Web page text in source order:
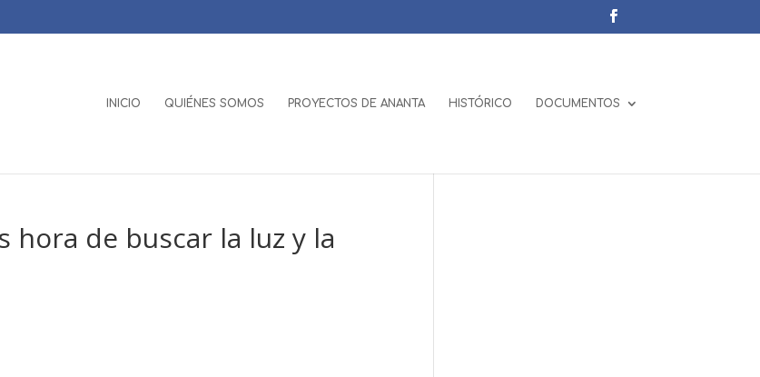
INICIO QUIÉNES SOMOS PROYECTOS DE ANANTA HISTÓRICO DOCUMENTOS
hora de buscar la luz y la